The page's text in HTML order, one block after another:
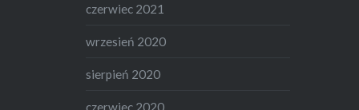
czerwiec 2021
wrzesień 2020
sierpień 2020
czerwiec 2020